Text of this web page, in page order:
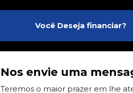
Você Deseja financiar?
Nos envie uma
Teremos o maior prazer em lhe